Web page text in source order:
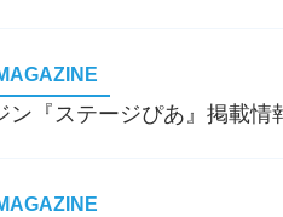
ン『ステージぴあ』掲載情